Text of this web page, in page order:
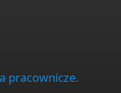
pracownicze.